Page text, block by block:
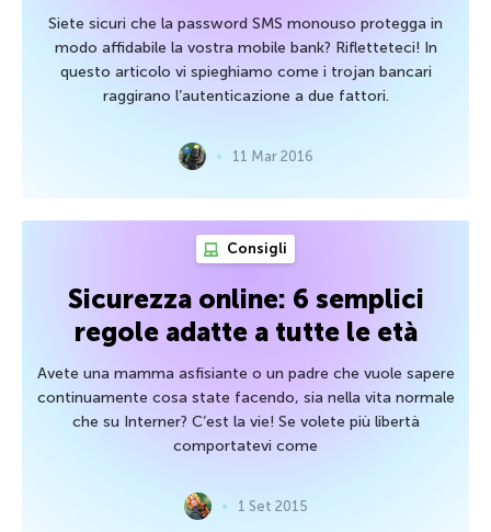
Siete sicuri che la password SMS monouso protegga in
modo affidabile la vostra mobile bank? Rifletteteci! In
questo articolo vi spieghiamo come i trojan bancari
raggirano l’autenticazione a due fattori.
11 Mar 2016
Consigli
Sicurezza online: 6 semplici
regole adatte a tutte le età
Avete una mamma asfisiante o un padre che vuole sapere
continuamente cosa state facendo, sia nella vita normale
che su Interner? C’est la vie! Se volete più libertà
comportatevi come
1 Set 2015